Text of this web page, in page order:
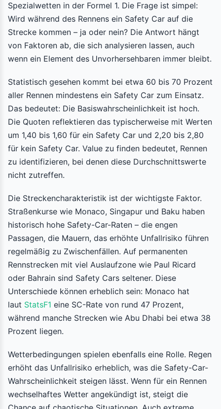
Spezialwetten in der Formel 1. Die Frage ist simpel:
Wird während des Rennens ein Safety Car auf die
Strecke kommen – ja oder nein? Die Antwort hängt
von Faktoren ab, die sich analysieren lassen, auch
wenn ein Element des Unvorhersehbaren immer bleibt.
Statistisch gesehen kommt bei etwa 60 bis 70 Prozent
aller Rennen mindestens ein Safety Car zum Einsatz.
Das bedeutet: Die Basiswahrscheinlichkeit ist hoch.
Die Quoten reflektieren das typischerweise mit Werten
um 1,40 bis 1,60 für ein Safety Car und 2,20 bis 2,80
für kein Safety Car. Value zu finden bedeutet, Rennen
zu identifizieren, bei denen diese Durchschnittswerte
nicht zutreffen.
Die Streckencharakteristik ist der wichtigste Faktor.
Straßenkurse wie Monaco, Singapur und Baku haben
historisch hohe Safety-Car-Raten – die engen
Passagen, die Mauern, das erhöhte Unfallrisiko führen
regelmäßig zu Zwischenfällen. Auf permanenten
Rennstrecken mit viel Auslaufzone wie Paul Ricard
oder Bahrain sind Safety Cars seltener. Diese
Unterschiede können erheblich sein: Monaco hat
laut StatsF1 eine SC-Rate von rund 47 Prozent,
während manche Strecken wie Abu Dhabi bei etwa 38
Prozent liegen.
Wetterbedingungen spielen ebenfalls eine Rolle. Regen
erhöht das Unfallrisiko erheblich, was die Safety-Car-
Wahrscheinlichkeit steigen lässt. Wenn für ein Rennen
wechselhaftes Wetter angekündigt ist, steigt die